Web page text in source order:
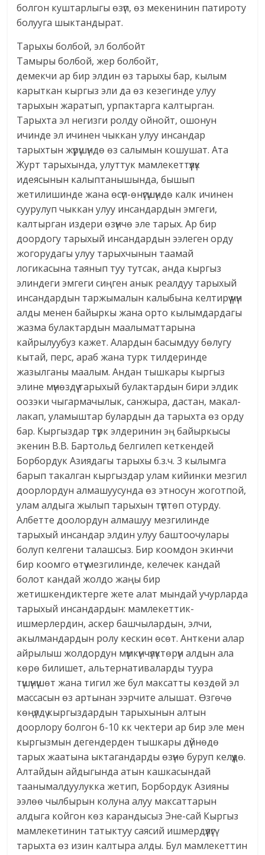
болгон куштарлыгы өзүп, өз мекенинин патироту
болууга шыктандырат.
Тарыхы болбой, эл болбойт
Тамыры болбой, жер болбойт,
демекчи ар бир элдин өз тарыхы бар, кылым
карыткан кыргыз эли да өз кезегинде улуу
тарыхын жаратып, урпактарга калтырган.
Тарыхта эл негизги ролду ойнойт, ошонун
ичинде эл ичинен чыккан улуу инсандар
тарыхтын жүрүшүндө өз салымын кошушат. Ата
Журт тарыхында, улуттук мамлекеттүүлүк
идеясынын калыптанышында, бышып
жетилишинде жана өсүп-өнүгүшүндө калк ичинен
суурулуп чыккан улуу инсандардын эмгеги,
калтырган издери өзүнчө эле тарых. Ар бир
доордогу тарыхый инсандардын ээлеген орду
жогорудагы улуу тарыхчынын таамай
логикасына таянып туу тутсак, анда кыргыз
элиндеги эмгеги сиңген анык реалдуу тарыхый
инсандардын таржымалын калыбына келтирүү үчүн
алды менен байыркы жана орто кылымдардагы
жазма булактардын маалыматтарына
кайрылуубуз кажет. Алардын басымдуу бөлугу
кытай, перс, араб жана турк тилдеринде
жазылганы маалым. Андан тышкары кыргыз
элине мүнөздүү тарыхый булактардын бири элдик
оозэки чыгармачылык, санжыра, дастан, макал-
лакап, уламыштар булардын да тарыхта өз орду
бар. Кыргыздар түрк элдеринин эң байыркысы
экенин В.В. Бартольд белгилеп кеткендей
Борбордук Азиядагы тарыхы б.з.ч. 3 кылымга
барып такалган кыргыздар улам кийинки мезгил
доорлордун алмашуусунда өз этносун жоготпой,
улам алдыга жылып тарыхын түптөп отурду.
Албетте доолордун алмашуу мезгилинде
тарыхый инсандар элдин улуу баштоочулары
болуп келгени талашсыз. Бир коомдон экинчи
бир коомго өтүү мезгилинде, келечек кандай
болот кандай жолдо жаңы бир
жетишкендиктерге жете алат мындай учурларда
тарыхый инсандардын: мамлекеттик-
ишмерлердин, аскер башчылардын, элчи,
акылмандардын ролу кескин өсөт. Анткени алар
айрылыш жолдордун мүмкүнчүлүктөрүн алдын ала
көрө билишет, альтернативаларды туура
түшүнүшөт жана тигил же бул максатты көздөй эл
массасын өз артынан ээрчите алышат. Өзгөчө
көңүлдү кыргыздардын тарыхынын алтын
доорлору болгон 6-10 кк чектери ар бир эле мен
кыргызмын дегендерден тышкары дүйнөдө
тарых жаатына ыктагандарды өзүнө буруп келүүдө.
Алтайдын айдыгында атын кашкасындай
таанымалдуулукка жетип, Борбордук Азияны
ээлөө чылбырын колуна алуу максаттарын
алдыга койгон көз карандысыз Эне-сай Кыргыз
мамлекетинин татыктуу саясий ишмердүүлүгү
тарыхта өз изин калтыра алды. Бул мамлекеттин